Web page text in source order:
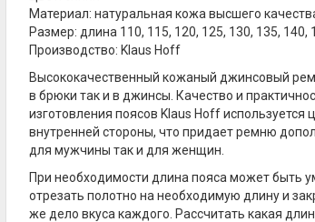
Материал: натуральная кожа высшего
Размер: длина 110, 115, 120, 125, 130, 135, 140,
Производство: Klaus Hoff
Высококачественный кожаный джинсовый
в брюки так и в джинсы. Качество и
изготовления поясов Klaus Hoff
внутренней стороны, что придает ремню
для мужчины так и для женщин.
При необходимости длина пояса может быть
отрезать полотно на необходимую длину и
же дело вкуса каждого. Рассчитать какая